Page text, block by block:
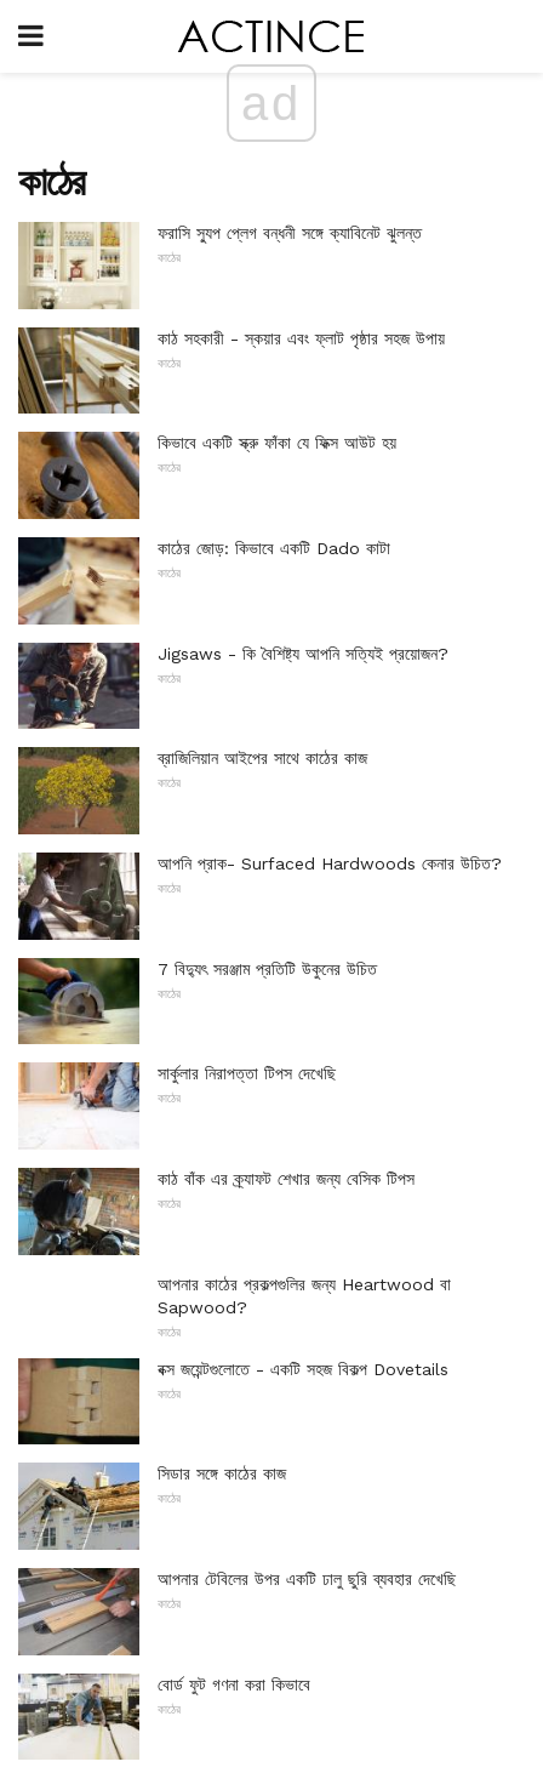
ad
কাঠের
ফরাসি স্যুপ প্লেগ বন্ধনী সঙ্গে ক্যাবিনেট ঝুলন্ত
কাঠের
কাঠ সহকারী - স্কয়ার এবং ফ্লাট পৃষ্ঠার সহজ উপায়
কাঠের
কিভাবে একটি স্ক্রু ফাঁকা যে ফিক্স আউট হয়
কাঠের
কাঠের জোড়: কিভাবে একটি Dado কাটা
কাঠের
Jigsaws - কি বৈশিষ্ট্য আপনি সত্যিই প্রয়োজন?
কাঠের
ব্রাজিলিয়ান আইপের সাথে কাঠের কাজ
কাঠের
আপনি প্রাক- Surfaced Hardwoods কেনার উচিত?
কাঠের
7 বিদ্যুৎ সরঞ্জাম প্রতিটি উকুনের উচিত
কাঠের
সার্কুলার নিরাপত্তা টিপস দেখেছি
কাঠের
কাঠ বাঁক এর ক্র্যাফট শেখার জন্য বেসিক টিপস
কাঠের
আপনার কাঠের প্রকল্পগুলির জন্য Heartwood বা
Sapwood?
কাঠের
বক্স জয়েন্টগুলোতে - একটি সহজ বিকল্প Dovetails
কাঠের
সিডার সঙ্গে কাঠের কাজ
কাঠের
আপনার টেবিলের উপর একটি ঢালু ছুরি ব্যবহার দেখেছি
কাঠের
বোর্ড ফুট গণনা করা কিভাবে
কাঠের